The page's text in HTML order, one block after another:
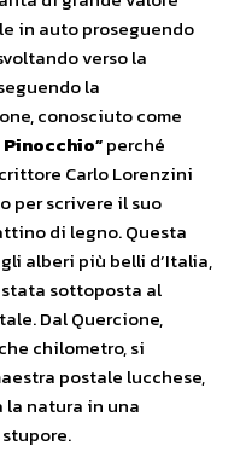
in auto proseguendo
verso la
la
conosciuto come
perché
Carlo Lorenzini
per scrivere il suo
di legno. Questa
alberi più belli d’Italia,
sottoposta al
Dal Quercione,
chilometro, si
postale lucchese,
la natura in una